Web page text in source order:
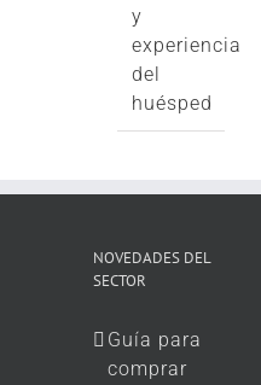
y
experiencia
del
huésped
NOVEDADES DEL
SECTOR
Guía para
comprar